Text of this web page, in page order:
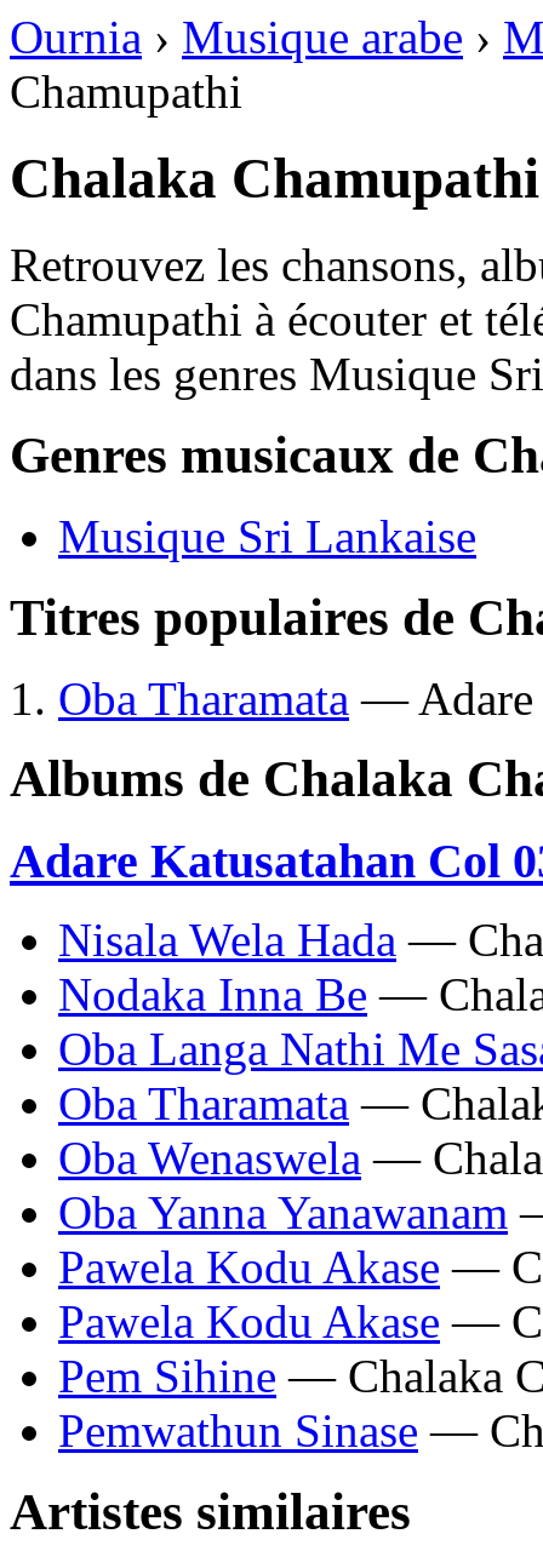
Ournia › Musique arabe ›
Chamupathi
Retrouvez les chansons,
Chamupathi à écouter et
dans les genres Musique
Genres musicaux de
Musique Sri Lankaise
Titres populaires de
Oba Tharamata — Adare
Albums de Chalaka
Adare Katusatahan Col
Nisala Wela Hada —
Nodaka Inna Be —
Oba Langa Nathi Me
Oba Tharamata —
Oba Wenaswela —
Oba Yanna Yanawanam
Pawela Kodu Akase —
Pawela Kodu Akase —
Pem Sihine — Chalaka
Pemwathun Sinase —
Artistes similaires